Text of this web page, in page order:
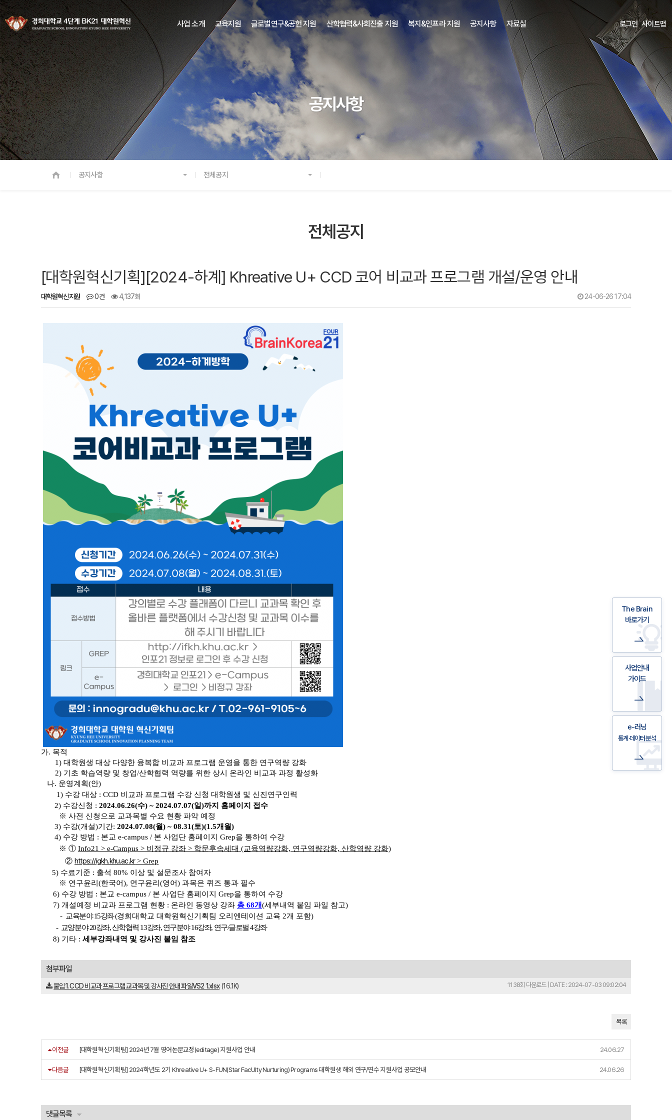
사업 소개 교육지원 글로벌연구&공헌 지원 산학협력&사회진출 지원 복지&인프라 지원 공지사항 자료실 로그인 사이트맵
공지사항
공지사항 전체공지
전체공지
[대학원혁신기획][2024-하계] Khreative U+ CCD 코어 비교과 프로그램 개설/운영 안내
대학원혁신지원 0건 4,137회 24-06-26 17:04
가. 목적
1) 대학원생 대상 다양한 융복합 비교과 프로그램 운영을 통한 연구역량 강화
2) 기초 학습역량 및 창업/산학협력 역량를 위한 상시 온라인 비교과 과정 활성화
나. 운영계획(안)
1) 수강 대상 : CCD 비교과 프로그램 수강 신청 대학원생 및 신진연구인력
2) 수강신청 : 2024.06.26(수) ~ 2024.07.07(일)까지 홈페이지 접수
※ 사전 신청으로 교과목별 수요 현황 파악 예정
3) 수강(개설)기간: 2024.07.08(월) ~ 08.31(토)(1.5개월)
4) 수강 방법 : 본교 e-campus / 본 사업단 홈페이지 Grep을 통하여 수강
※ ① Info21 > e-Campus > 비정규 강좌 > 학문후속세대 (교육역량강화, 연구역량강화, 산학역량 강화)
② https://igkh.khu.ac.kr> Grep
5) 수료기준 : 출석 80% 이상 및 설문조사 참여자
※ 연구윤리(한국어), 연구윤리(영어) 과목은 퀴즈 통과 필수
6) 수강 방법 : 본교 e-campus / 본 사업단 홈페이지 Grep을 통하여 수강
7) 개설예정 비교과 프로그램 현황 : 온라인 동영상 강좌 총 68개(세부내역 붙임 파일 참고)
- 교육분야 15강좌 (경희대학교 대학원혁신기획팀 오리엔테이션 교육 2개 포함)
- 교양분야 20강좌, 산학협력 13강좌, 연구분야 16강좌, 연구/글로벌 4강좌
8) 기타 : 세부강좌내역 및 강사진 붙임 참조
첨부파일
붙임1. CCD 비교과 프로그램 교과목 및 강사진 안내 파일VS2 1.xlsx(16.1K) 1138회 다운로드 | DATE : 2024-07-03 09:02:04
목록
이전글 [대학원혁신기획팀] 2024년 7월 영어논문교정(editage) 지원사업 안내 24.06.27
다음글 [대학원혁신기획팀] 2024학년도 2기 Khreative U+ S-FUN(Star FacUlty Nurturing) Programs 대학원생 해외 연구/연수 지원사업 공모안내 24.06.26
댓글목록
The Brain
바로가기
사업안내
가이드
e-러닝
통계·데이터 분석